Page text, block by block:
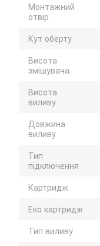
Монтажний
отвір
Кут оберту
Висота
змішувача
Висота
виливу
Довжина
виливу
Тип
підключення
Картридж
Еко картридж
Тип виливу